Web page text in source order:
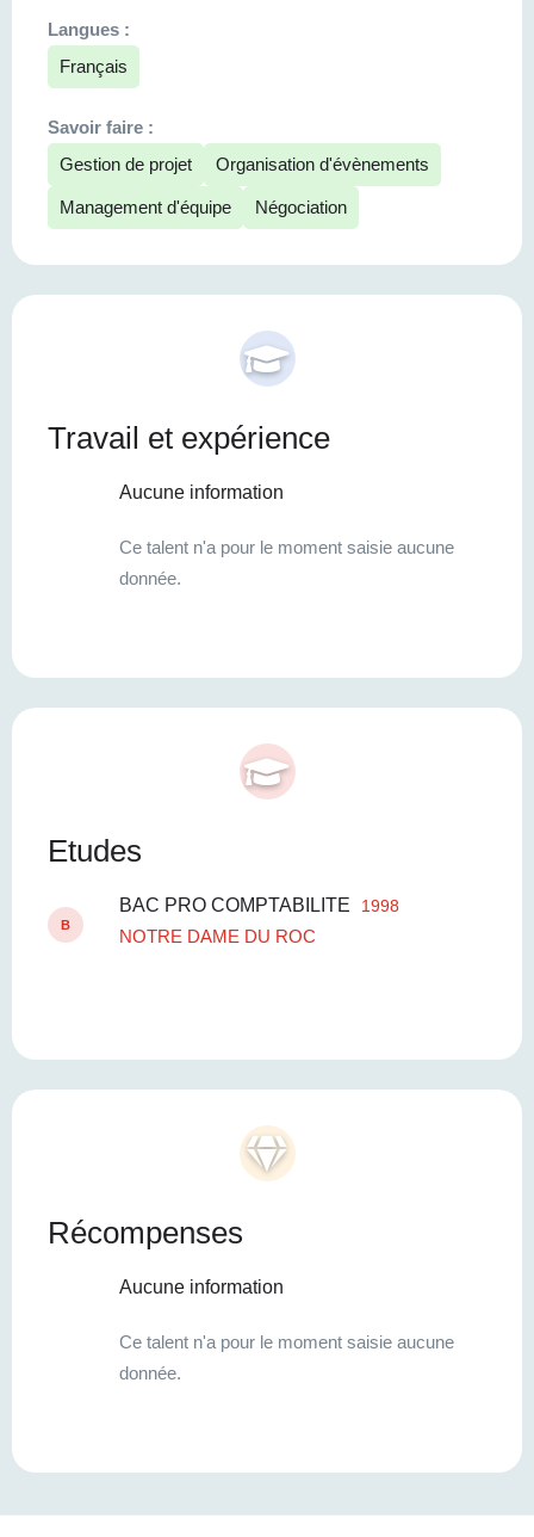
Langues :
Français
Savoir faire :
Gestion de projet
Organisation d'évènements
Management d'équipe Négociation
Travail et expérience
Aucune information
Ce talent n'a pour le moment saisie aucune
donnée.
Etudes
B
BAC PRO COMPTABILITE 1998
NOTRE DAME DU ROC
Récompenses
Aucune information
Ce talent n'a pour le moment saisie aucune
donnée.